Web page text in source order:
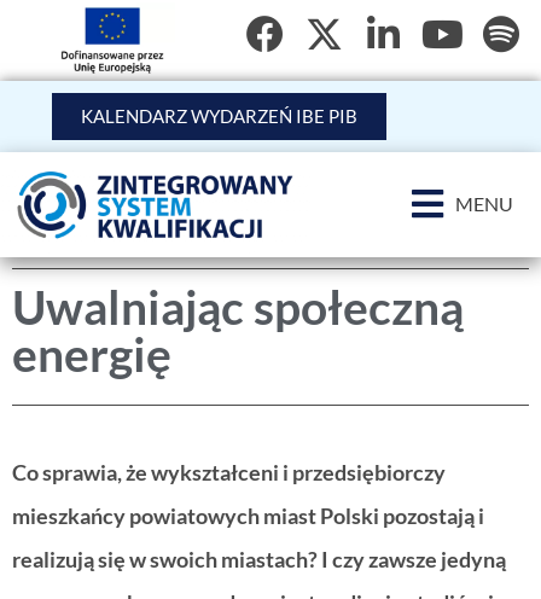
KALENDARZ WYDARZEŃ IBE PIB
MENU
Uwalniając społeczną
energię
Co sprawia, że wykształceni i przedsiębiorczy
mieszkańcy powiatowych miast Polski pozostają i
realizują się w swoich miastach? I czy zawsze jedyną